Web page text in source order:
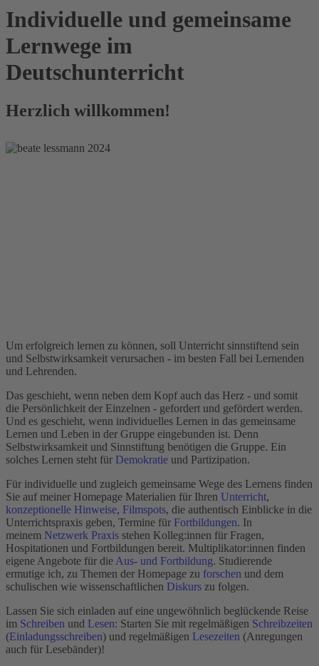
Individuelle und gemeinsame
Lernwege im
Deutschunterricht
Herzlich willkommen!
Um erfolgreich lernen zu können, soll Unterricht sinnstiftend sein
und Selbstwirksamkeit verursachen - im besten Fall bei Lernenden
und Lehrenden.
Das geschieht, wenn neben dem Kopf auch das Herz - und somit
die Persönlichkeit der Einzelnen - gefordert und gefördert werden.
Und es geschieht, wenn individuelles Lernen in das gemeinsame
Lernen und Leben in der Gruppe eingebunden ist. Denn
Selbstwirksamkeit und Sinnstiftung benötigen die Gruppe. Ein
solches Lernen steht für Demokratie und Partizipation.
Für individuelle und zugleich gemeinsame Wege des Lernens finden
Sie auf meiner Homepage Materialien für Ihren Unterricht,
konzeptionelle Hinweise, Filmspots, die authentisch Einblicke in die
Unterrichtspraxis geben, Termine für Fortbildungen. In
meinem Netzwerk Praxis stehen Kolleg:innen für Fragen,
Hospitationen und Fortbildungen bereit. Multiplikator:innen finden
eigene Angebote für die Aus- und Fortbildung. Studierende
ermutige ich, zu Themen der Homepage zu forschen und dem
schulischen wie wissenschaftlichen Diskurs zu folgen.
Lassen Sie sich einladen auf eine ungewöhnlich beglückende Reise
im Schreiben und Lesen: Starten Sie mit regelmäßigen Schreibzeiten
(Einladungsschreiben) und regelmäßigen Lesezeiten (Anregungen
auch für Lesebänder)!